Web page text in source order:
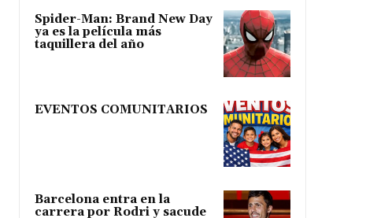
Spider-Man: Brand New Day
ya es la película más
taquillera del año
EVENTOS COMUNITARIOS
Barcelona entra en la
carrera por Rodri y sacude